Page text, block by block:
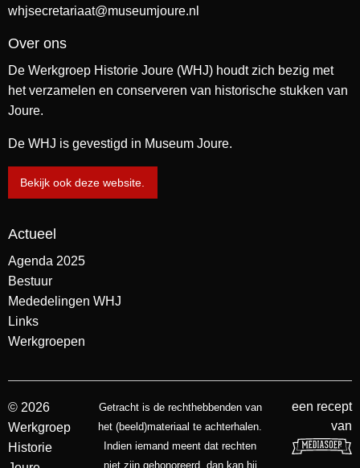
whjsecretariaat@museumjoure.nl
Over ons
De Werkgroep Historie Joure (WHJ) houdt zich bezig met
het verzamelen en conserveren van historische stukken van
Joure.
De WHJ is gevestigd in Museum Joure.
Bekijk ook deze website.
Actueel
Agenda 2025
Bestuur
Mededelingen WHJ
Links
Werkgroepen
© 2026
Werkgroep
Historie
Getracht is de rechthebbenden van
het (beeld)materiaal te achterhalen.
Indien iemand meent dat rechten
niet zijn gehonoreerd, dan kan hij
een recept
van